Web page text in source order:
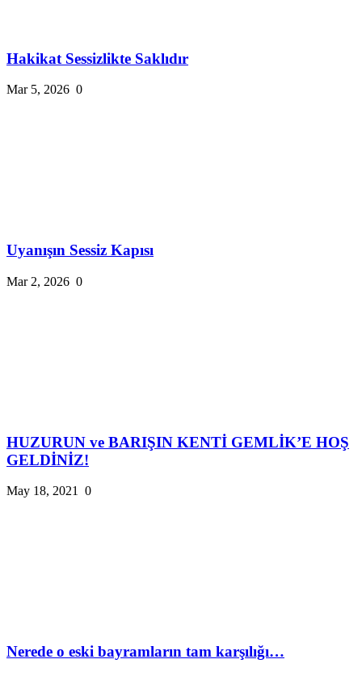
Hakikat Sessizlikte Saklıdır
Mar 5, 2026 0
Uyanışın Sessiz Kapısı
Mar 2, 2026 0
HUZURUN ve BARIŞIN KENTİ GEMLİK’E HOŞ
GELDİNİZ!
May 18, 2021 0
Nerede o eski bayramların tam karşılığı…